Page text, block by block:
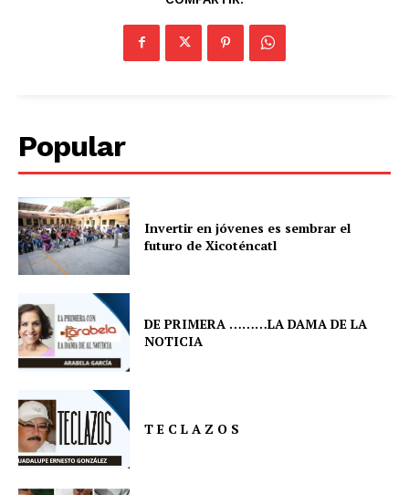
Popular
Invertir en jóvenes es sembrar el
futuro de Xicoténcatl
DE PRIMERA ………LA DAMA DE LA
NOTICIA
T E C L A Z O S